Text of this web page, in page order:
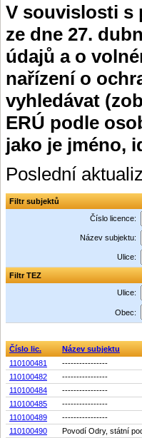
V souvislosti s
ze dne 27.
údajů a o
nařízení o
vyhledávat
ERÚ podle
jako je jméno,
Poslední
Filtr subjektů
Číslo licence:
Název subjektu:
Ulice:
Filtr TEZ
Ulice:
Obec:
Číslo lic.
Název subjektu
110100481
----------------
110100482
----------------
110100484
----------------
110100485
----------------
110100489
----------------
110100490
Povodí Odry, státní